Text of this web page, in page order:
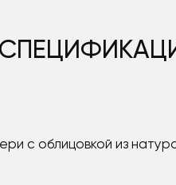
с облицовкой из